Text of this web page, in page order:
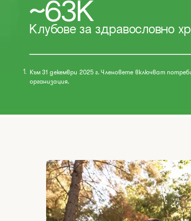
~63К
​Клубове за здравословно
1.
Към 31 декември 2025 г. Членовете включват
организация.